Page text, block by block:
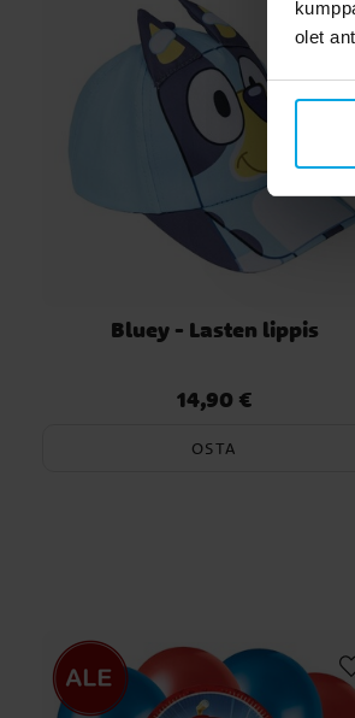
olet
Bluey - Lasten lippis
Hinta:14,90 €
14,90 €
OSTA